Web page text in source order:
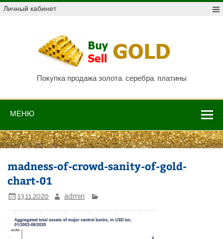
Skip
toЛичный кабинет
Покупка продажа золота, серебра, платины
МЕНЮ
madness-of-crowd-sanity-of-gold-
chart-01
13.11.2020 admin